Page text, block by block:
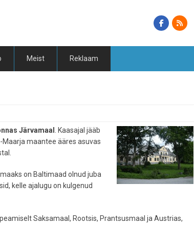
Meist Reklaam
Järvamaal
. Kaasajal jääb
maantee ääres asuvas
on Baltimaad olnud juba
kelle ajalugu on kulgenud
Saksamaal, Rootsis, Prantsusmaal ja Austrias,